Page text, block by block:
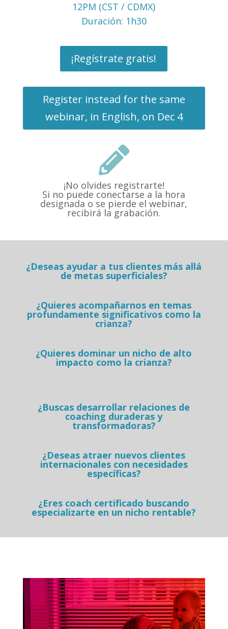
12PM (CST / CDMX)
Duración: 1h30
¡Regístrate gratis!
Register instead for the same
webinar, in English, on Dec 4

¡No olvides registrarte!
Si no puede conectarse a la hora
designada o se pierde el webinar,
recibirá la grabación.
¿Deseas ayudar a tus clientes más allá
de metas superficiales?
¿Quieres acompañarnos en temas
profundamente significativos como la
crianza?
¿Quieres dominar un nicho de alto
impacto como la crianza?
¿Buscas desarrollar relaciones de
coaching duraderas y
transformadoras?
¿Deseas atraer nuevos clientes
internacionales con necesidades
específicas?
¿Eres coach certificado buscando
especializarte en un nicho rentable?